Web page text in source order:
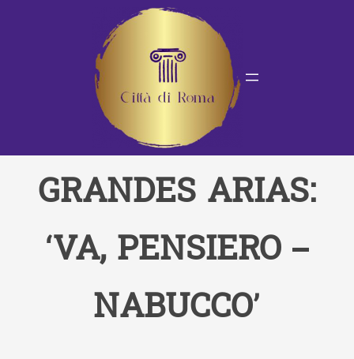
GRANDES ARIAS:
‘VA, PENSIERO –
NABUCCO’